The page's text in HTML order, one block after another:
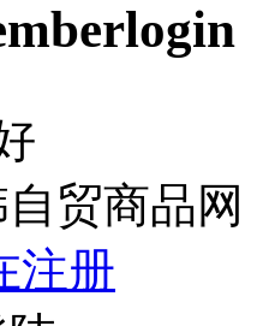
login
贸商品网
注册